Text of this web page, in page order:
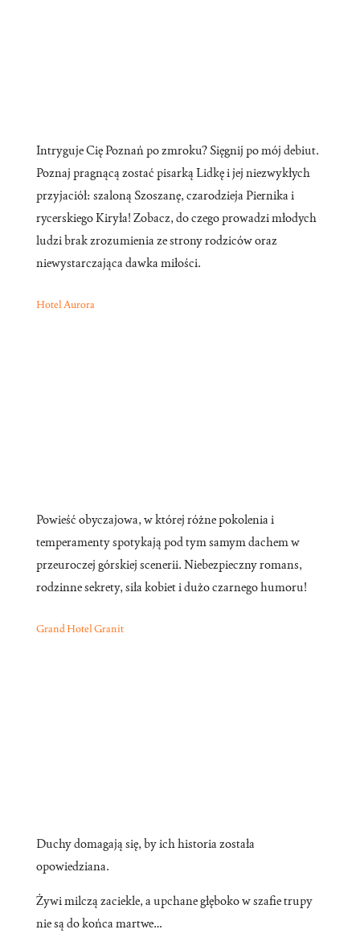
Intryguje Cię Poznań po zmroku? Sięgnij po mój debiut.
Poznaj pragnącą zostać pisarką Lidkę i jej niezwykłych
przyjaciół: szaloną Szoszanę, czarodzieja Piernika i
rycerskiego Kiryła! Zobacz, do czego prowadzi młodych
ludzi brak zrozumienia ze strony rodziców oraz
niewystarczająca dawka miłości.
Hotel Aurora
Powieść obyczajowa, w której różne pokolenia i
temperamenty spotykają pod tym samym dachem w
przeuroczej górskiej scenerii. Niebezpieczny romans,
rodzinne sekrety, siła kobiet i dużo czarnego humoru!
Grand Hotel Granit
Duchy domagają się, by ich historia została
opowiedziana.
Żywi milczą zaciekle, a upchane głęboko w szafie trupy
nie są do końca martwe…